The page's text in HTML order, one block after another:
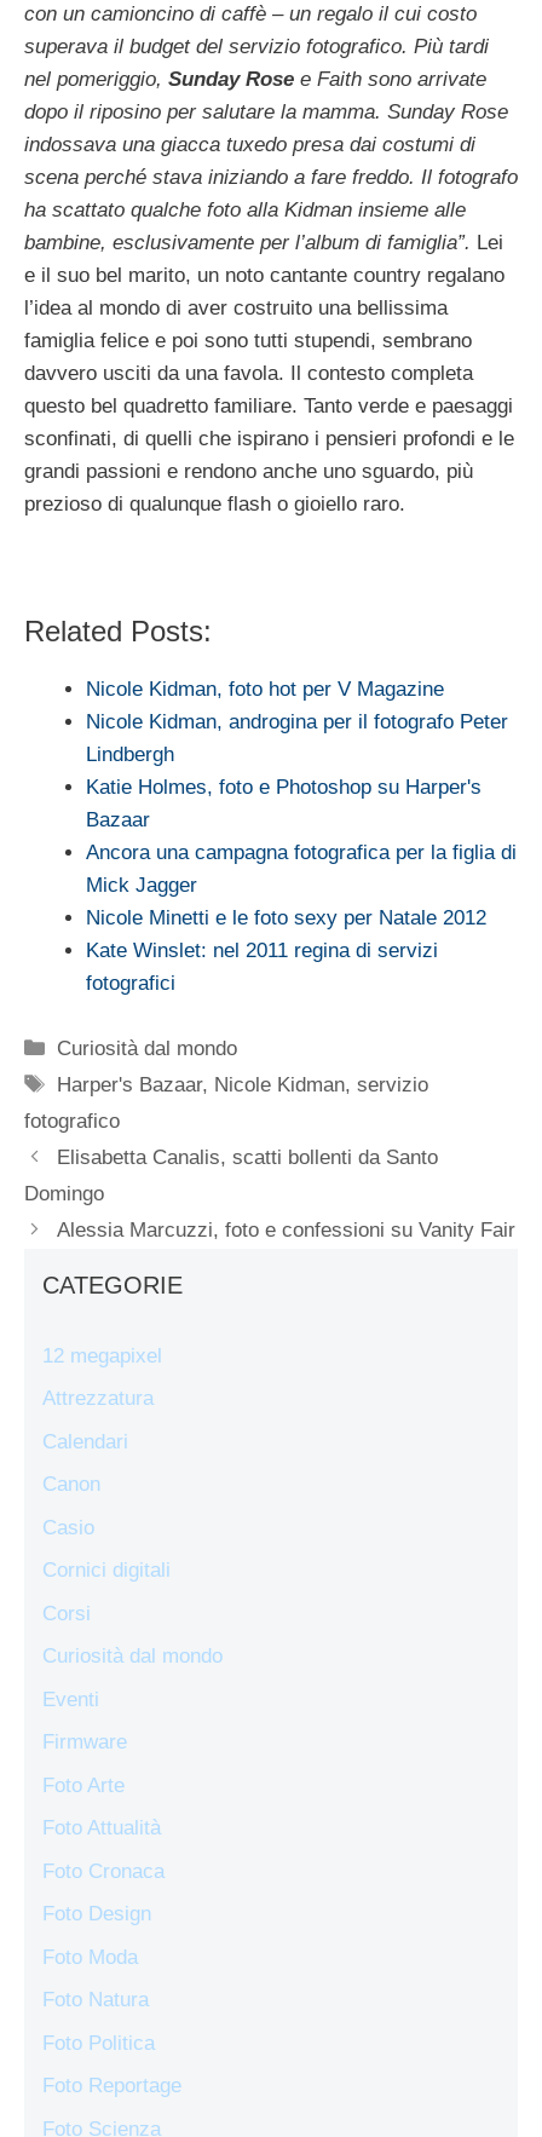
con un camioncino di caffè – un regalo il cui costo
superava il budget del servizio fotografico. Più tardi
nel pomeriggio, Sunday Rose e Faith sono arrivate
dopo il riposino per salutare la mamma. Sunday Rose
indossava una giacca tuxedo presa dai costumi di
scena perché stava iniziando a fare freddo. Il fotografo
ha scattato qualche foto alla Kidman insieme alle
bambine, esclusivamente per l’album di famiglia”. Lei
e il suo bel marito, un noto cantante country regalano
l’idea al mondo di aver costruito una bellissima
famiglia felice e poi sono tutti stupendi, sembrano
davvero usciti da una favola. Il contesto completa
questo bel quadretto familiare. Tanto verde e paesaggi
sconfinati, di quelli che ispirano i pensieri profondi e le
grandi passioni e rendono anche uno sguardo, più
prezioso di qualunque flash o gioiello raro.
Related Posts:
Nicole Kidman, foto hot per V Magazine
Nicole Kidman, androgina per il fotografo Peter
Lindbergh
Katie Holmes, foto e Photoshop su Harper's
Bazaar
Ancora una campagna fotografica per la figlia di
Mick Jagger
Nicole Minetti e le foto sexy per Natale 2012
Kate Winslet: nel 2011 regina di servizi
fotografici
Categorie
Curiosità dal mondo
Tag
Harper's Bazaar, Nicole Kidman,servizio
fotografico
Elisabetta Canalis, scatti bollenti da Santo
Domingo
Alessia Marcuzzi, foto e confessioni su Vanity Fair
CATEGORIE
12 megapixel
Attrezzatura
Calendari
Canon
Casio
Cornici digitali
Corsi
Curiosità dal mondo
Eventi
Firmware
Foto Arte
Foto Attualità
Foto Cronaca
Foto Design
Foto Moda
Foto Natura
Foto Politica
Foto Reportage
Foto Scienza